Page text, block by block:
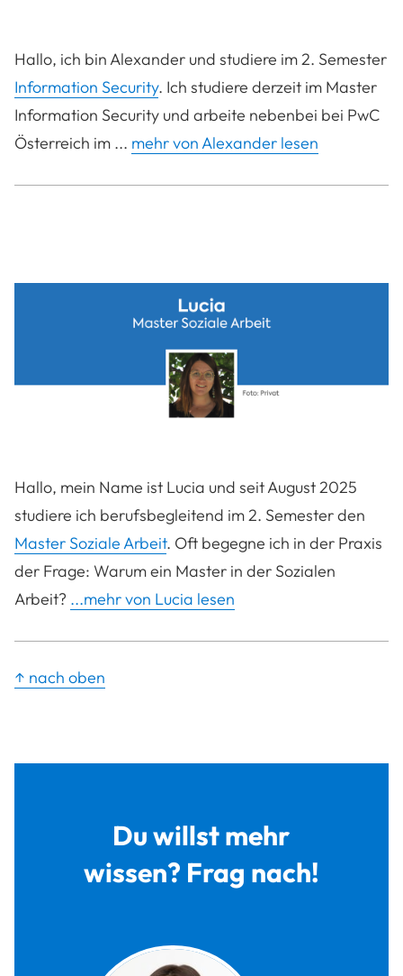
Hallo, ich bin Alexander und studiere im 2. Semester
Information Security. Ich studiere derzeit im Master
Information Security und arbeite nebenbei bei PwC
Österreich im ... mehr von Alexander lesen
Hallo, mein Name ist Lucia und seit August 2025
studiere ich berufsbegleitend im 2. Semester den
Master Soziale Arbeit. Oft begegne ich in der Praxis
der Frage: Warum ein Master in der Sozialen
Arbeit? ...mehr von Lucia lesen
↑ nach oben
Du willst mehr
wissen? Frag nach!